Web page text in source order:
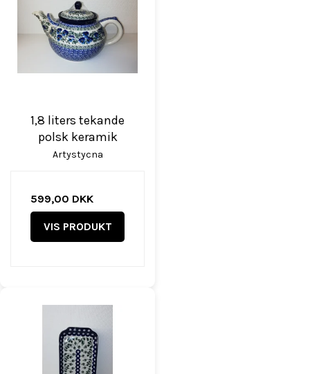
1,8 liters tekande
polsk keramik
Artystycna
599,00 DKK
VIS PRODUKT